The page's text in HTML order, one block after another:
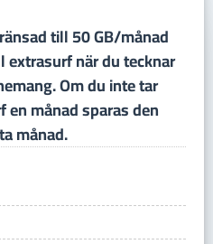
till 50 GB/månad
extrasurf när du tecknar
Om du inte tar
månad sparas den
månad.